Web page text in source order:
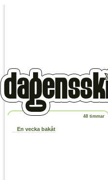
48 timmar
En vecka bakåt